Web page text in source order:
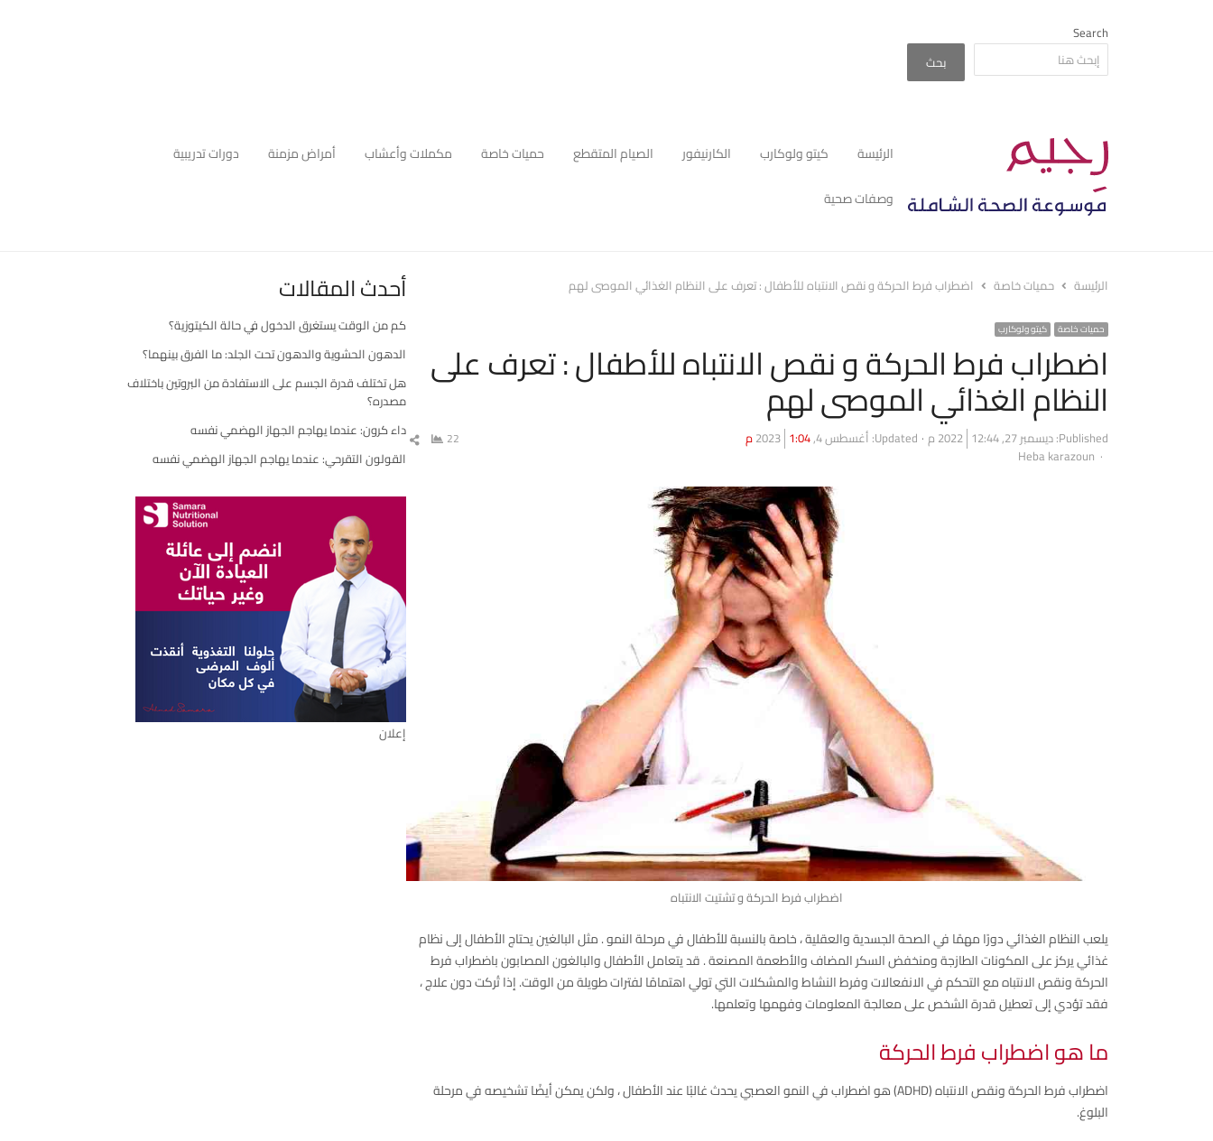
Search
بحث
الرئيسة كيتو ولوكارب الكارنيفور الصيام المتقطع حميات خاصة مكملات وأعشاب أمراض مزمنة
دورات تدريبية
وصفات صحية
الرئيسة حميات خاصة اضطراب فرط الحركة و نقص الانتباه للأطفال : تعرف على النظام الغذائي الموصى لهم
حميات خاصة كيتو ولوكارب
اضطراب فرط الحركة و نقص الانتباه للأطفال : تعرف على
النظام الغذائي الموصى لهم
Published: ديسمبر 27, 2022 12:44 م Updated: أغسطس 4, 2023 1:04 م
Author
Heba karazoun
22
شارك
المقال
اضطراب فرط الحركة و تشتيت الانتباه
يلعب النظام الغذائي دورًا مهمًا في الصحة الجسدية والعقلية ، خاصة بالنسبة للأطفال في مرحلة النمو . مثل البالغين يحتاج الأطفال إلى نظام
غذائي يركز على المكونات الطازجة ومنخفض السكر المضاف والأطعمة المصنعة . قد يتعامل الأطفال والبالغون المصابون باضطراب فرط
الحركة ونقص الانتباه مع التحكم في الانفعالات وفرط النشاط والمشكلات التي تولي اهتمامًا لفترات طويلة من الوقت. إذا تُركت دون علاج ،
فقد تؤدي إلى تعطيل قدرة الشخص على معالجة المعلومات وفهمها وتعلمها.
ما هو اضطراب فرط الحركة
اضطراب فرط الحركة ونقص الانتباه (ADHD) هو اضطراب في النمو العصبي يحدث غالبًا عند الأطفال ، ولكن يمكن أيضًا تشخيصه في مرحلة
البلوغ.
أحدث المقالات
كم من الوقت يستغرق الدخول في حالة الكيتوزية؟
الدهون الحشوية والدهون تحت الجلد: ما الفرق بينهما؟
هل تختلف قدرة الجسم على الاستفادة من البروتين باختلاف
مصدره؟
داء كرون: عندما يهاجم الجهاز الهضمي نفسه
القولون التقرحي: عندما يهاجم الجهاز الهضمي نفسه
إعلان